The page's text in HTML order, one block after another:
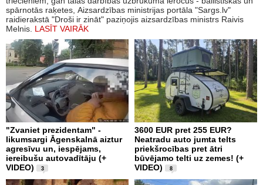
spārnotās raķetes, Aizsardzības ministrijas portāla "Sargs.lv"
raidierakstā "Droši ir zināt" paziņojis aizsardzības ministrs Raivis
Melnis. LASĪT VAIRĀK
"Zvaniet prezidentam" -
likumsargi Āgenskalnā aiztur
agresīvu un, iespējams,
iereibušu autovadītāju (+
VIDEO)
3
3600 EUR pret 255 EUR?
Neatradu auto jumta telts
priekšrocības pret ātri
būvējamo telti uz zemes! (+
VIDEO)
8